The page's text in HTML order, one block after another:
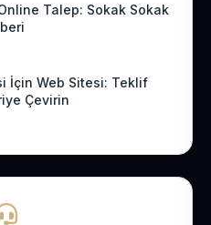
Talep: Sokak Sokak
İçin Web Sitesi: Teklif
Çevirin